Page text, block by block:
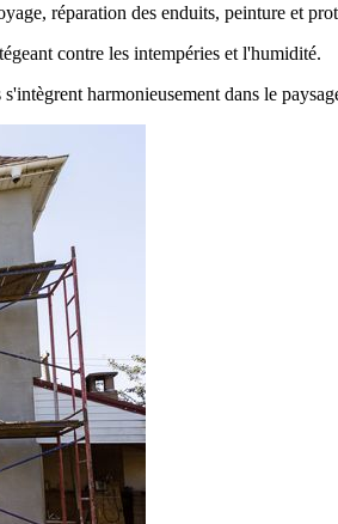
réparation des enduits, peinture et
contre les intempéries et l'humidité.
harmonieusement dans le